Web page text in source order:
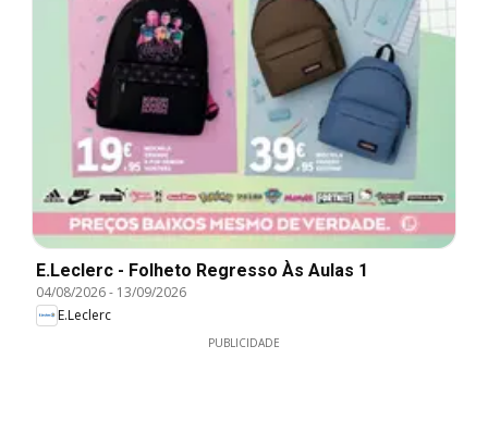
E.Leclerc - Folheto Regresso Às Aulas 1
04/08/2026- 13/09/2026
E.Leclerc
PUBLICIDADE